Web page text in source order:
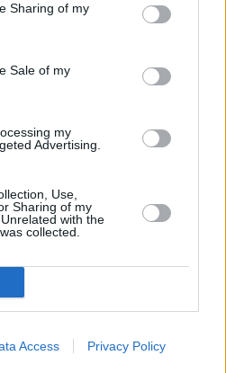
Sharing of my
Sale of my
my
Advertising.
Use,
Sharing of my
with the
collected.
Access Privacy Policy
Tarator-Sauce